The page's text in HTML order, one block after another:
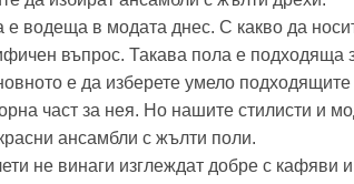
водеща в модата днес. С какво да
въпрос. Такава пола е подходяща
е да изберете умело подходящите
част за нея. Но нашите стилисти и
ансамбли с жълти поли.
не винаги изглеждат добре с кафяви